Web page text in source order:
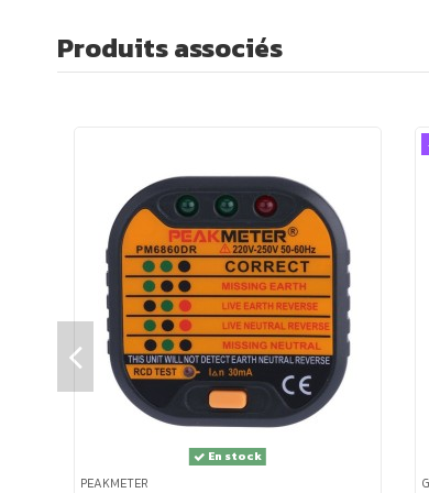
blindée en France,
Une lampe standard avec un câble non blindé
biologiques, il est recommandé de ne pas
Cette évaluation a été réalisée en suivant
(distance de mesure de 30 cm).
conception de cette lampe blindée :
Le câble utilisé est blindé : les trois fils
sont torsadés 15 fois par mètre pour
La prise d’alimentation est blindée.
L'abat-jour métallique réduit le champ
L'interrupteur en inox est blindé et
Produits associés
PEAKMETER
En stock